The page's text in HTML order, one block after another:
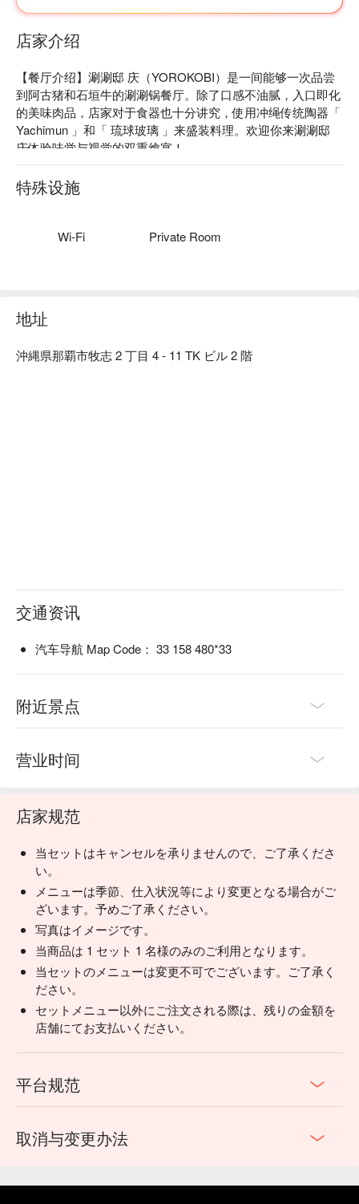
店家介绍
【餐厅介绍】涮涮邸 庆（YOROKOBI）是一间能够一次品尝
到阿古猪和石垣牛的涮涮锅餐厅。除了口感不油腻，入口即化
的美味肉品，店家对于食器也十分讲究，使用冲绳传统陶器「
Yachimun 」和「 琉球玻璃 」来盛装料理。欢迎你来涮涮邸
庆体验味觉与视觉的双重飨宴！
【招牌菜色】特选石垣牛涮涮锅、阿古猪涮涮锅、阿古猪涮涮
锅
【口碑好评】Google 4.4 星好评推荐⭐️
特殊设施
Wi-Fi Private Room
地址
沖縄県那覇市牧志 2 丁目 4 - 11 TK ビル 2 階
交通资讯
汽车导航 Map Code： 33 158 480*33
附近景点
营业时间
店家规范
当セットはキャンセルを承りませんので、ご了承くださ
い。
メニューは季節、仕入状況等により変更となる場合がご
ざいます。予めご了承ください。
写真はイメージです。
当商品は 1 セット 1 名様のみのご利用となります。
当セットのメニューは変更不可でございます。ご了承く
ださい。
セットメニュー以外にご注文される際は、残りの金額を
店舗にてお支払いください。
平台规范
取消与变更办法